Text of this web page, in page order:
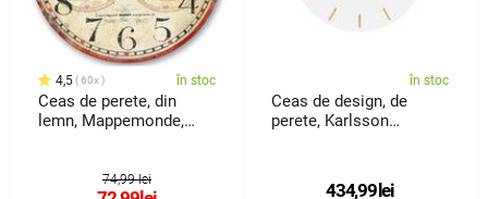
4,5 60x în stoc
Ceas de perete, din
lemn, Mappemonde,
74,99 lei
în stoc
Ceas de design, de
perete, Karlsson
434,99 lei